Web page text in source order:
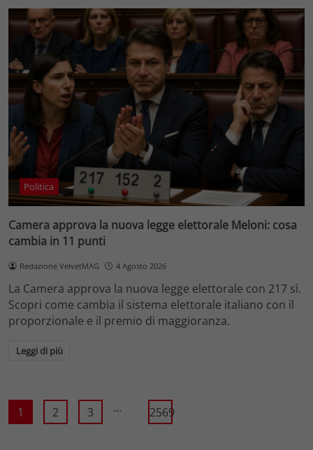
Politica
Camera approva la nuova legge elettorale Meloni: cosa
cambia in 11 punti
Redazione VelvetMAG 4 Agosto 2026
La Camera approva la nuova legge elettorale con 217 sì.
Scopri come cambia il sistema elettorale italiano con il
proporzionale e il premio di maggioranza.
Leggi di più
1 2 3 ... 2569